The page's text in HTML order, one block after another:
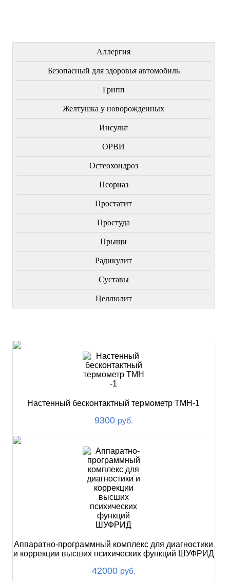
Аллергия
Безопасный для здоровья автомобиль
Грипп
Желтушка у новорожденных
Инсульт
ОРВИ
Остеохондроз
Пcориаз
Простатит
Простуда
Прыщи
Радикулит
Суставы
Целлюлит
Настенный бесконтактный термометр ТМН-1
9300 руб.
Аппаратно-программный комплекс для диагностики
и коррекции высших психических функций ШУФРИД
42000 руб.